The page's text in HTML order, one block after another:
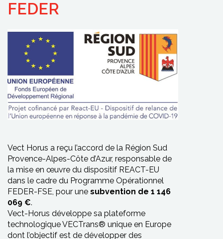
FEDER
Vect Horus a reçu l’accord de la Région Sud
Provence-Alpes-Côte d’Azur, responsable de
la mise en œuvre du dispositif REACT-EU
dans le cadre du Programme Opérationnel
FEDER-FSE, pour une subvention de 1 146
069 €.
Vect-Horus développe sa plateforme
technologique VECTrans® unique en Europe
dont l’objectif est de développer des